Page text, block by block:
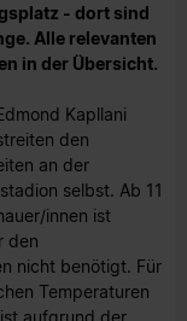
- dort sind
Alle relevanten
in der Übersicht.
Kapllani
den
an der
selbst. Ab 11
innen ist
den
nicht benötigt. Für
Temperaturen